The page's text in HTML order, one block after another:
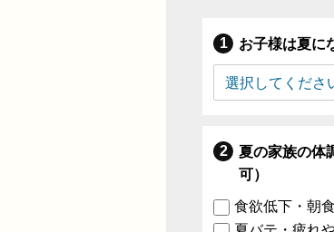
お子様は夏に
夏の家族の体
可）
食欲低下・朝